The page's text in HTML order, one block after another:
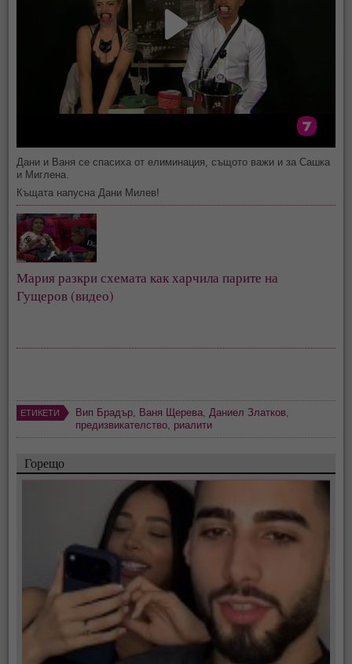
Дани и Ваня се спасиха от елиминация, същото важи и за Сашка
и Миглена.
Къщата напусна Дани Милев!
Мария разкри схемата как харчила парите на
Гущеров (видео)
ЕТИКЕТИ Вип Брадър Ваня Щерева Даниел Златков
предизвикателство риалити
Горещо